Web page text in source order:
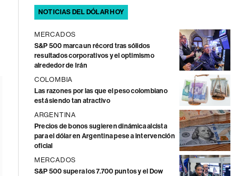
NOTICIAS DEL DÓLAR HOY
MERCADOS
S&P 500 marca un récord tras sólidos
resultados corporativos y el optimismo
alrededor de Irán
COLOMBIA
Las razones por las que el peso colombiano
está siendo tan atractivo
ARGENTINA
Precios de bonos sugieren dinámica alcista
para el dólar en Argentina pese a intervención
oficial
MERCADOS
S&P 500 supera los 7.700 puntos y el Dow